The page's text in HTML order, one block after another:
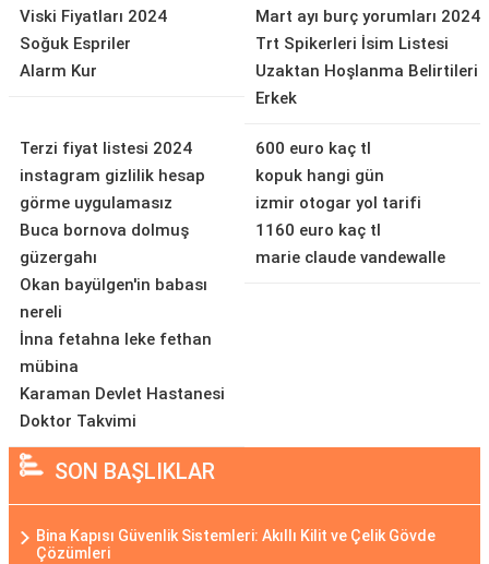
Viski Fiyatları 2024
Soğuk Espriler
Alarm Kur
Mart ayı burç yorumları 2024
Trt Spikerleri İsim Listesi
Uzaktan Hoşlanma Belirtileri
Erkek
Terzi fiyat listesi 2024
instagram gizlilik hesap
görme uygulamasız
Buca bornova dolmuş
güzergahı
Okan bayülgen'in babası
nereli
İnna fetahna leke fethan
mübina
Karaman Devlet Hastanesi
Doktor Takvimi
600 euro kaç tl
kopuk hangi gün
izmir otogar yol tarifi
1160 euro kaç tl
marie claude vandewalle
SON BAŞLIKLAR
Bina Kapısı Güvenlik Sistemleri: Akıllı Kilit ve Çelik Gövde
Çözümleri